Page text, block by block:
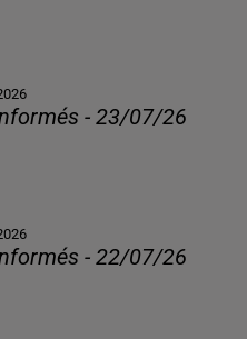
- 23/07/26
- 22/07/26